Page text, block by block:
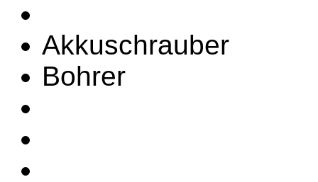
Akkuschrauber
Bohrer